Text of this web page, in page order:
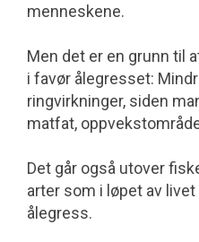
menneskene.
Men det er en grunn til
i favør ålegresset:
ringvirkninger, siden
matfat,
Det går også utover
arter som i løpet av
ålegress.